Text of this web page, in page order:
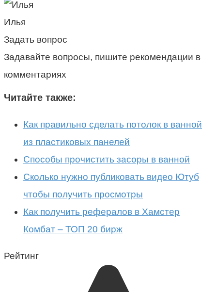
Илья
Задать вопрос
Задавайте вопросы, пишите рекомендации в
комментариях
Читайте также:
Как правильно сделать потолок в ванной
из пластиковых панелей
Способы прочистить засоры в ванной
Сколько нужно публиковать видео Ютуб
чтобы получить просмотры
Как получить рефералов в Хамстер
Комбат – ТОП 20 бирж
Рейтинг